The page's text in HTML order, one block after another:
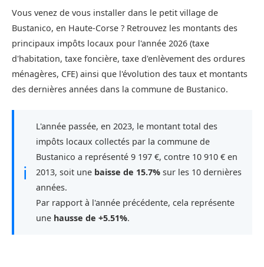
Vous venez de vous installer dans le petit village de
Bustanico, en Haute-Corse ? Retrouvez les montants des
principaux impôts locaux pour l'année 2026 (taxe
d'habitation, taxe foncière, taxe d'enlèvement des ordures
ménagères, CFE) ainsi que l'évolution des taux et montants
des dernières années dans la commune de Bustanico.
ℹ
L'année passée, en 2023, le montant total des
impôts locaux collectés par la commune de
Bustanico a représenté 9 197 €, contre 10 910 € en
2013, soit une baisse de 15.7% sur les 10 dernières
années.
Par rapport à l'année précédente, cela représente
une hausse de +5.51%.